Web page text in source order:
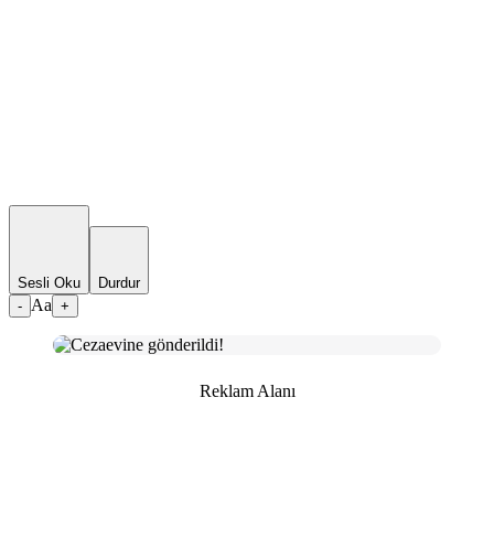
Sesli Oku
Durdur
- Aa +
Reklam Alanı